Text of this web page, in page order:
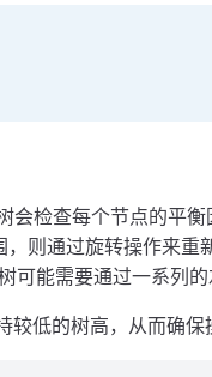
会检查每个节点的平
则通过旋转操作来重
可能需要通过一系列
较低的树高，从而确